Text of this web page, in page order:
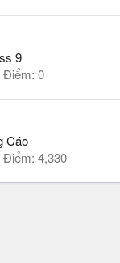
9
Điểm 0
Cáo
Điểm 4,330